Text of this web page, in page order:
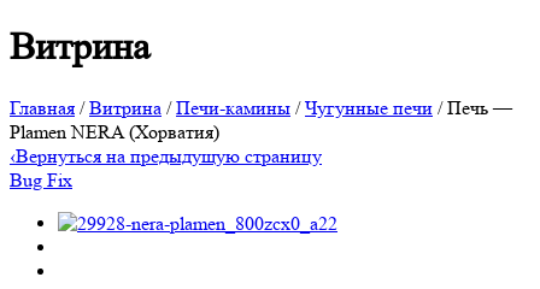
Витрина
Главная /Витрина /Печи-камины /Чугунные печи / Печь —
Plamen NERA (Хорватия)
‹Вернуться на предыдущую страницу
Bug Fix